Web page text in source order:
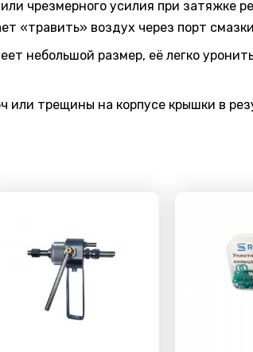
чрезмерного усилия при затяжке
«травить» воздух через порт
небольшой размер, её легко
трещины на корпусе крышки в